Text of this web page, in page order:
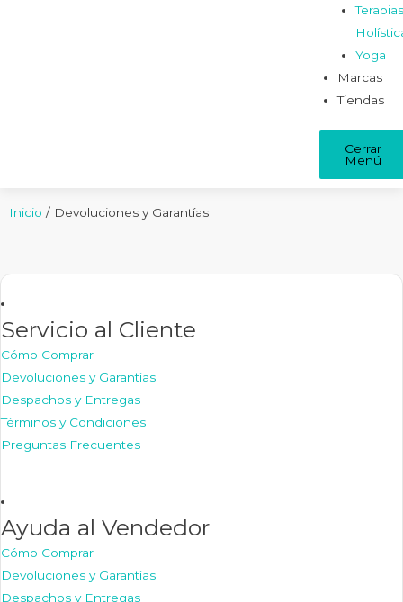
Yoga
Marcas
Tiendas
Cerrar
Menú
Inicio / Devoluciones y Garantías
Servicio al Cliente
Cómo Comprar
Devoluciones y Garantías
Despachos y Entregas
Términos y Condiciones
Preguntas Frecuentes
Ayuda al Vendedor
Cómo Comprar
Devoluciones y Garantías
Despachos y Entregas